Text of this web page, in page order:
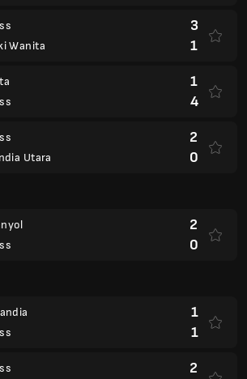
Wanita
3
1
1
4
Utara
2
0
2
0
1
1
2